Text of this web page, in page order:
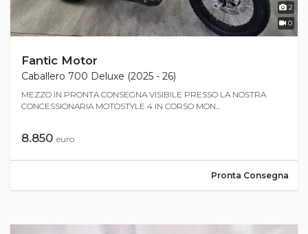
2
0
Fantic Motor
Caballero 700 Deluxe (2025 - 26)
MEZZO IN PRONTA CONSEGNA VISIBILE PRESSO LA NOSTRA
CONCESSIONARIA MOTOSTYLE 4 IN CORSO MON...
8.850 euro
Pronta Consegna